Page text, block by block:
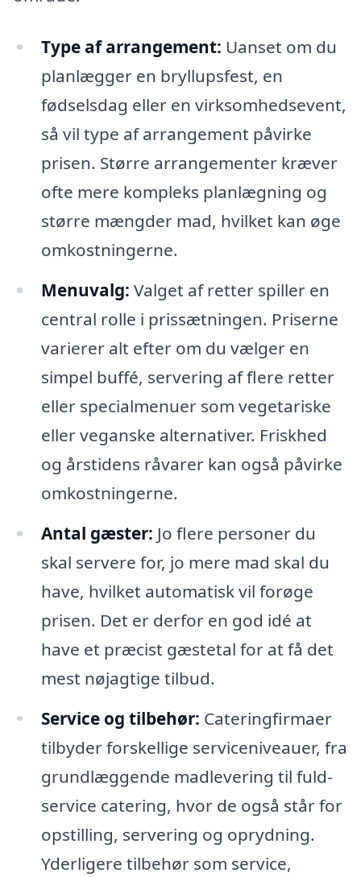
Type af arrangement: Uanset om du
planlægger en bryllupsfest, en
fødselsdag eller en virksomhedsevent,
så vil type af arrangement påvirke
prisen. Større arrangementer kræver
ofte mere kompleks planlægning og
større mængder mad, hvilket kan øge
omkostningerne.
Menuvalg: Valget af retter spiller en
central rolle i prissætningen. Priserne
varierer alt efter om du vælger en
simpel buffé, servering af flere retter
eller specialmenuer som vegetariske
eller veganske alternativer. Friskhed
og årstidens råvarer kan også påvirke
omkostningerne.
Antal gæster: Jo flere personer du
skal servere for, jo mere mad skal du
have, hvilket automatisk vil forøge
prisen. Det er derfor en god idé at
have et præcist gæstetal for at få det
mest nøjagtige tilbud.
Service og tilbehør: Cateringfirmaer
tilbyder forskellige serviceniveauer, fra
grundlæggende madlevering til fuld-
service catering, hvor de også står for
opstilling, servering og oprydning.
Yderligere tilbehør som service,